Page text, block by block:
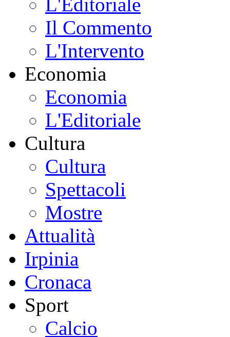
Il Commento
L'Intervento
Economia
Economia
L'Editoriale
Cultura
Cultura
Spettacoli
Mostre
Attualità
Irpinia
Cronaca
Sport
Calcio